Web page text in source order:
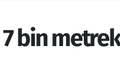
bin